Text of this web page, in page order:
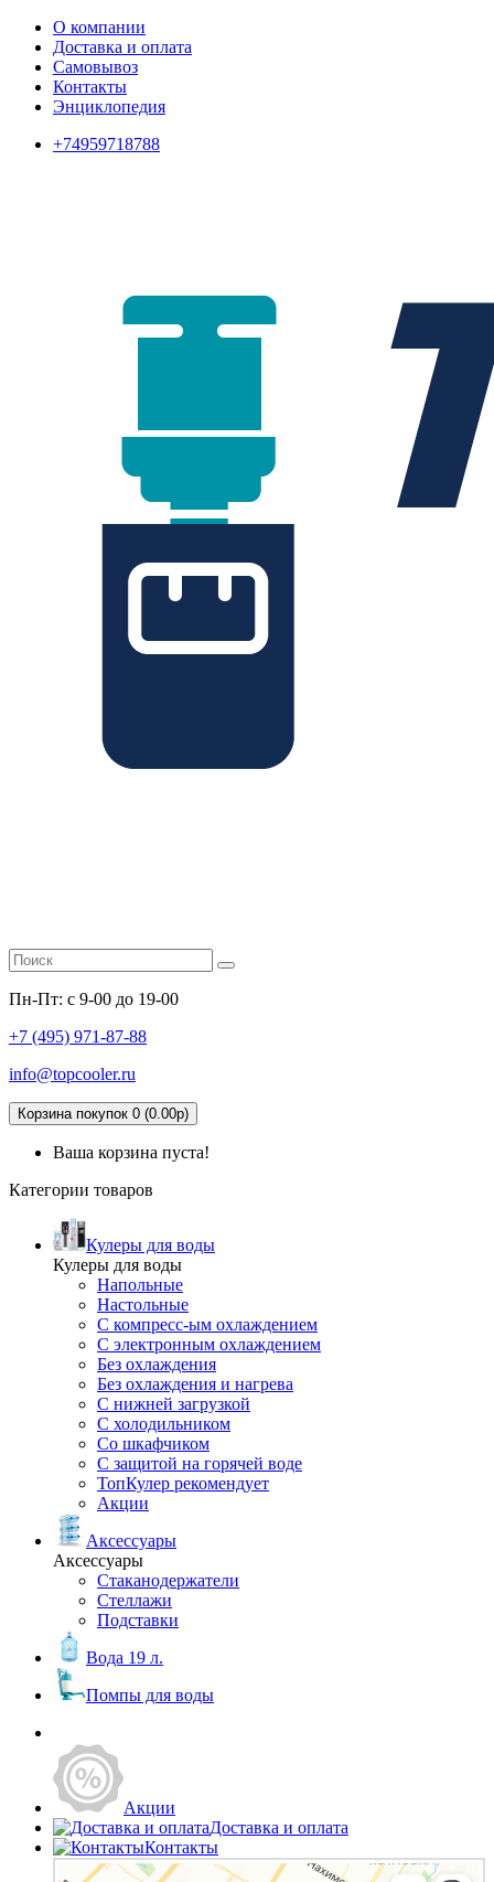
О компании
Доставка и оплата
Самовывоз
Контакты
Энциклопедия
+74959718788
Пн-Пт: с 9-00 до 19-00
+7 (495) 971-87-88
info@topcooler.ru
Корзина покупок 0 (0.00р)
Ваша корзина пуста!
Категории товаров
Кулеры для воды
Кулеры для воды
Напольные
Настольные
С компресс-ым охлаждением
С электронным охлаждением
Без охлаждения
Без охлаждения и нагрева
С нижней загрузкой
С холодильником
Со шкафчиком
С защитой на горячей воде
ТопКулер рекомендует
Акции
Аксессуары
Аксессуары
Стаканодержатели
Стеллажи
Подставки
Вода 19 л.
Помпы для воды
Акции
Доставка и оплата
Контакты